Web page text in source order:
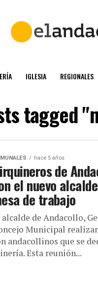
IGLESIA REGIONALES
tagged
hace 5 años
de
el nuevo
de trabajo
alcalde de Andacollo,
Municipal
andacollinos que se
Esta reunión...